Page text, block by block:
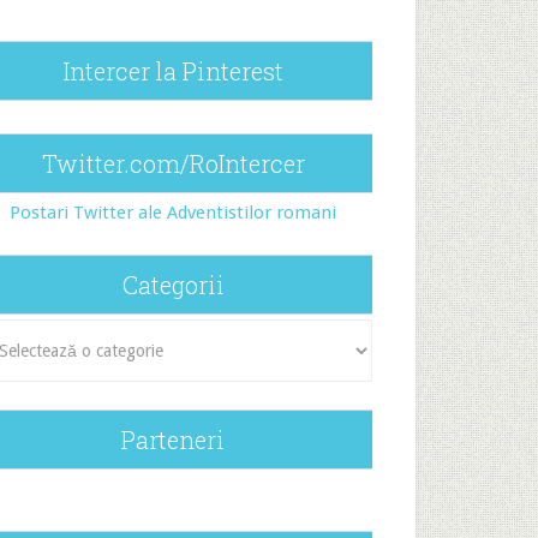
Intercer la Pinterest
Twitter.com/RoIntercer
Postari Twitter ale Adventistilor romani
Categorii
Parteneri